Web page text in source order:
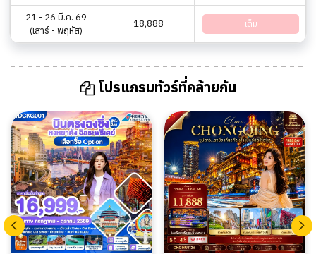
21 - 26 มี.ค. 69
(เสาร์ - พฤหัส)
18,888 เต็ม
โปรแกรมทัวร์ที่คล้ายกัน